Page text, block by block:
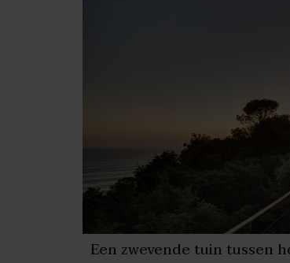
Een zwevende tuin tussen